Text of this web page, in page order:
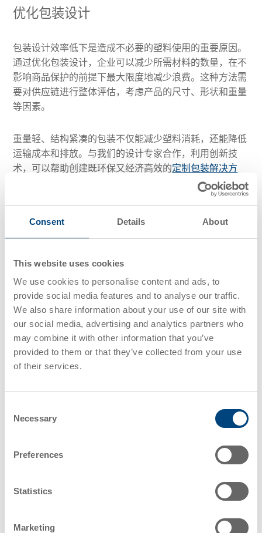
Consent Details About
This website uses cookies
We use cookies to personalise content and ads, to
provide social media features and to analyse our traffic.
We also share information about your use of our site with
our social media, advertising and analytics partners who
may combine it with other information that you’ve
provided to them or that they’ve collected from your use
of their services.
Selection
Necessary
Preferences
Statistics
Marketing
优化包装设计
包装设计效率低下是造成不必要的塑料使用的重要原因。
通过优化包装设计，企业可以减少所需材料的数量，在不
影响商品保护的前提下最大限度地减少浪费。这种方法需
要对供应链进行整体评估，考虑产品的尺寸、形状和重量
等因素。
重量轻、结构紧凑的包装不仅能减少塑料消耗，还能降低
运输成本和排放。与我们的设计专家合作，利用创新技
术，可以帮助创建既环保又经济高效的定制包装解决方
推广循环经济倡议
的可持续发展。这包括在设计产品和包装时考虑到使用寿
命的结束，确保材料易于回收或重新利用。整个供应链的
合作对于循环经济倡议的成功至关重要。
我们可以支持企业选择易于回收的创新材料。我们还在我
们的工厂对塑料包装和某些其他塑料产品进行报废回收。
通过积极参与循环经济，企业可以为减少塑料废弃物和促
进更可持续发展的未来做出贡献。
减少物流、汽车和零售行业的塑料消耗不仅是一种责任，
更是引领可持续发展的机遇。采用可重复使用和可回收的
力的措施，可以为更加环保和负责任的未来铺平道路。现
在是物流、汽车或零售等行业率先为地球带来积极变化的